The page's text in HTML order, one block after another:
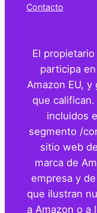
Contacto
El
participa
Amazon EU,
que
incluidos
segmento /
sitio web
marca de
empresa y
que ilustran
a Amazon o a